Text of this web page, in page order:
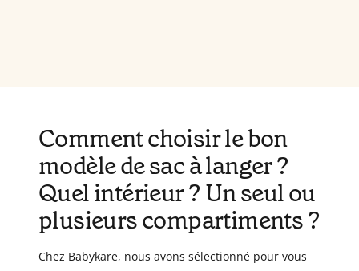
Comment choisir le bon
modèle de sac à langer ?
Quel intérieur ? Un seul ou
plusieurs compartiments ?
Chez Babykare, nous avons sélectionné pour vous